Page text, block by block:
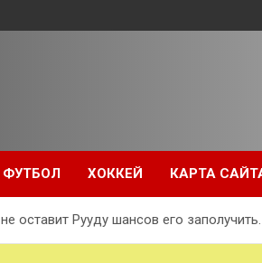
ФУТБОЛ ХОККЕЙ КАРТА
оставит Рууду шансов его